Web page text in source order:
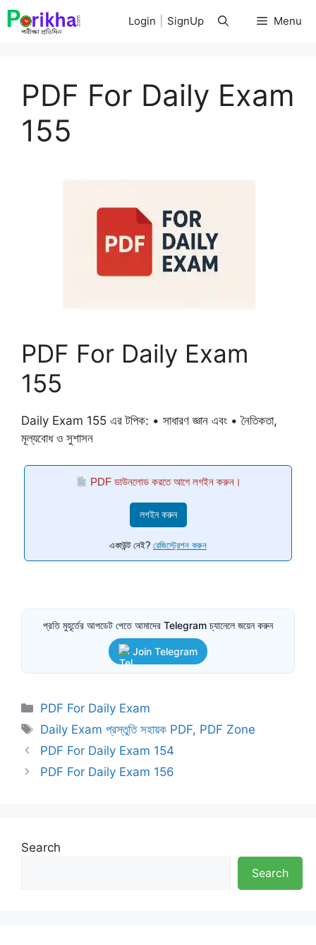
Skip
to
Menu
Login SignUp
PDF For Daily Exam
155
PDF For Daily Exam
155
Daily Exam 155 এর টপিক: • সাধারণ জ্ঞান এবং • নৈতিকতা,
মূল্যবোধ ও সুশাসন
PDF ডাউনলোড করতে আগে লগইন করুন।
লগইন করুন
একাউন্ট নেই? রেজিস্ট্রেশন করুন
প্রতি মুহূর্তের আপডেট পেতে আমাদের Telegram চ্যানেলে জয়েন করুন
Join Telegram
Categories
PDF For Daily Exam
Tags
Daily Exam প্রস্তুতি সহায়ক PDF, PDF Zone
PDF For Daily Exam 154
PDF For Daily Exam 156
Search
Search